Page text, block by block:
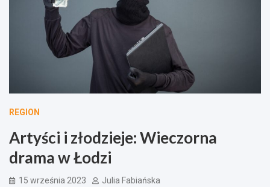
REGION
Artyści i złodzieje: Wieczorna
drama w Łodzi
15 września 2023 Julia Fabiańska